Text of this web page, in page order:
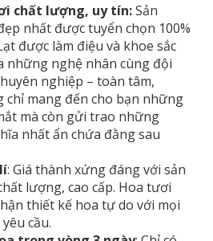
chất lượng, uy tín:Sản
nhất được tuyển chọn 100%
được làm điệu và khoe sắc
những nghệ nhân cùng đội
nghiệp – toàn tâm,
chỉ mang đến cho bạn những
mà còn gửi trao những
nhất ẩn chứa đằng sau
: Giá thành xứng đáng với sản
lượng, cao cấp. Hoa tươi
thiết kế hoa tự do với mọi
cầu.